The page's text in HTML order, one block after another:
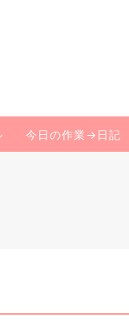
今日の作業→日記